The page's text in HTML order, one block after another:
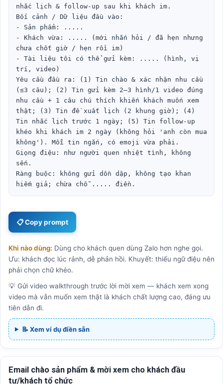
nhắc lịch & follow-up sau khi khách im.
Bối cảnh / Dữ liệu đầu vào:
- Sản phẩm: .....
- Khách vừa: ..... (mới nhắn hỏi / đã hẹn nhưng
chưa chốt giờ / hẹn rồi im)
- Tài liệu tôi có thể gửi kèm: ..... (hình, vị
trí, video)
Yêu cầu đầu ra: (1) Tin chào & xác nhận nhu cầu
(≤3 câu); (2) Tin gửi kèm 2–3 hình/1 video đúng
nhu cầu + 1 câu chú thích khiến khách muốn xem
thật; (3) Tin đề xuất lịch (2 khung giờ); (4)
Tin nhắc lịch trước 1 ngày; (5) Tin follow-up
khéo khi khách im 2 ngày (không hỏi 'anh còn mua
không'). Mỗi tin ngắn, có emoji vừa phải.
Giọng điệu: như người quen nhiệt tình, không
sến.
Ràng buộc: không gửi dồn dập, không tạo khan
hiếm giả; chừa chỗ ..... điền.
📋 Copy prompt
Khi nào dùng: Dùng cho khách quen dùng Zalo hơn nghe gọi.
Ưu: khách đọc lúc rảnh, dễ phản hồi. Khuyết: thiếu ngữ điệu nên
phải chọn chữ khéo.
💡 Gửi video walkthrough trước lời mời xem — khách xem xong
video mà vẫn muốn xem thật là khách chất lượng cao, đáng ưu
tiên dẫn đi.
📝 Xem ví dụ điền sẵn
Email chào sản phẩm & mời xem cho khách đầu
tư/khách tổ chức